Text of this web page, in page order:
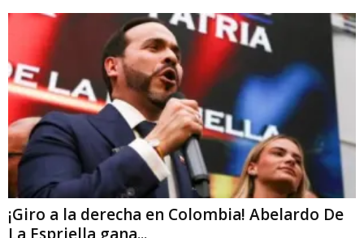
¡Giro a la derecha en Colombia! Abelardo De
La Espriella gana...